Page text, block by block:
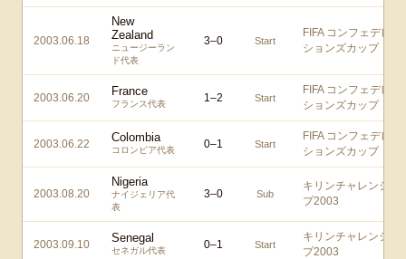
2003.06.18
New
Zealand
ニュージーラン
ド代表
3–0 Start
FIFA コンフェデレー
ションズカップ
2003.06.20 France
フランス代表 1–2 Start
FIFA コンフェデレー
ションズカップ
2003.06.22 Colombia
コロンビア代表 0–1 Start
FIFA コンフェデレー
ションズカップ
2003.08.20
Nigeria
ナイジェリア代
表
3–0 Sub
キリンチャレンジカ
プ2003
2003.09.10 Senegal
セネガル代表 0–1 Start
キリンチャレンジカ
プ2003